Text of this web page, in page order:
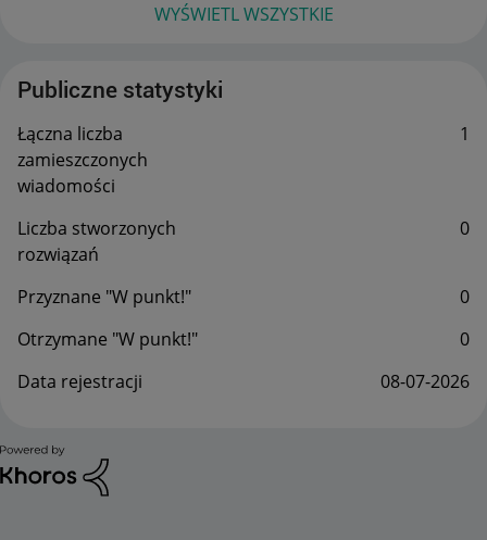
WYŚWIETL WSZYSTKIE
Publiczne statystyki
Łączna liczba
zamieszczonych
wiadomości
1
Liczba stworzonych
rozwiązań
0
Przyznane "W punkt!"
0
Otrzymane "W punkt!"
0
Data rejestracji
‎08-07-2026